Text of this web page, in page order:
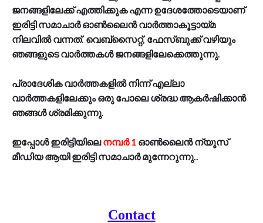
ജനങ്ങളിലേക്ക് എത്തിക്കുക എന്ന ഉദേശത്തോടെയാണ്
ഇരിട്ടി സമാചാർ ഓൺലൈൻ വാർത്താകൂട്ടായ്മ
നിലവിൽ വന്നത്. വെബ്സൈറ്റ്, ഫേസ്ബുക്ക് വഴിയും
ഞങ്ങളുടെ വാർത്തകൾ ജനങ്ങളിലേക്കെത്തുന്നു.
പ്രാദേശിക വാർത്തകളിൽ നിന്ന് എല്ലാ
വാർത്തകളിലേക്കും ഒരു പോലെ ശ്രദ്ധ ആകർഷിക്കാൻ
ഞങ്ങൾ ശ്രമിക്കുന്നു.
ഇപ്പോൾ ഇരിട്ടിയിലെനമ്പർ 1 ഓൺലൈൻ ന്യൂസ്
മീഡിയ ആയി ഇരിട്ടി സമാചാർ മുന്നേറുന്നു..
Contact